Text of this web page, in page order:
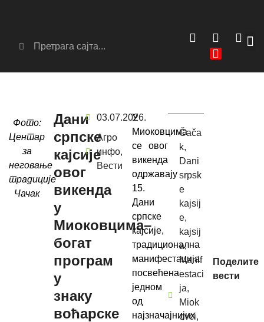
Фото:
Центар
за
неговање
традиције
Чачак
Дани
српске
кајсије
овог
викенда
у
Миоковцима–
богат
програм
у
знаку
воћарске
03.07.2026.
Агро
инфо,
Вести
У
Миоковцима
се овог
викенда
одржавају
15.
Дани
српске
кајсије,
традиционална
манифестација
посвећена
једном
од
најзначајнијих
Čača
k,
Dani
srpsk
e
kajsij
e,
kajsij
a,
Manif
estaci
ja,
Miok
ovci,
Поделите
вести